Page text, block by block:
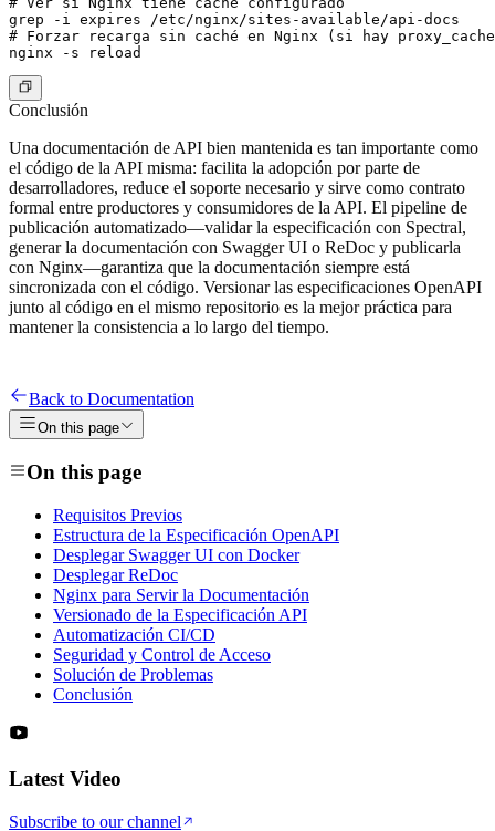
grep -i expires /etc/nginx/sites-available/api-docs
# Forzar recarga sin caché en Nginx (si hay
Conclusión
Una documentación de API bien mantenida es tan importante como
el código de la API misma: facilita la adopción por parte de
desarrolladores, reduce el soporte necesario y sirve como contrato
formal entre productores y consumidores de la API. El pipeline de
publicación automatizado—validar la especificación con Spectral,
generar la documentación con Swagger UI o ReDoc y publicarla
con Nginx—garantiza que la documentación siempre está
sincronizada con el código. Versionar las especificaciones OpenAPI
junto al código en el mismo repositorio es la mejor práctica para
mantener la consistencia a lo largo del tiempo.
Back to Documentation
On this page
On this page
Requisitos Previos
Estructura de la Especificación OpenAPI
Desplegar Swagger UI con Docker
Desplegar ReDoc
Nginx para Servir la Documentación
Versionado de la Especificación API
Automatización CI/CD
Seguridad y Control de Acceso
Solución de Problemas
Conclusión
Latest Video
Subscribe to our channel